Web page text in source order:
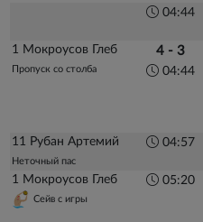
04:44
1 Мокроусов Глеб
Пропуск со столба
4 - 3
04:44
11 Рубан Артемий
Неточный пас
04:57
1 Мокроусов Глеб
Сейв с игры
05:20